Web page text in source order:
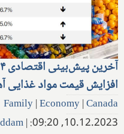
افزایش قیمت مواد غذایی
Family|Economy|Canada
10.12.2023, 09:20:
|